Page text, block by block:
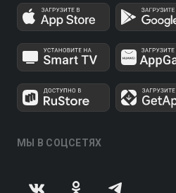
МЫ В СОЦСЕТЯХ